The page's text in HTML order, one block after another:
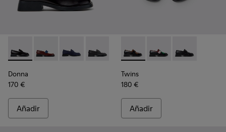
Donna - K201919-003 - Mocasines de piel negros para mujer.
Donna - K201919-008 - Mocasines de piel multicolor
Donna - K201919-002 - Mocasines de piel
Donna - K201919-001 - Mocasines
Donna
170 €
Añadir
Twins - K201996-002 -
Twins - K201996-
Twins -
Twins
180 €
Añadir